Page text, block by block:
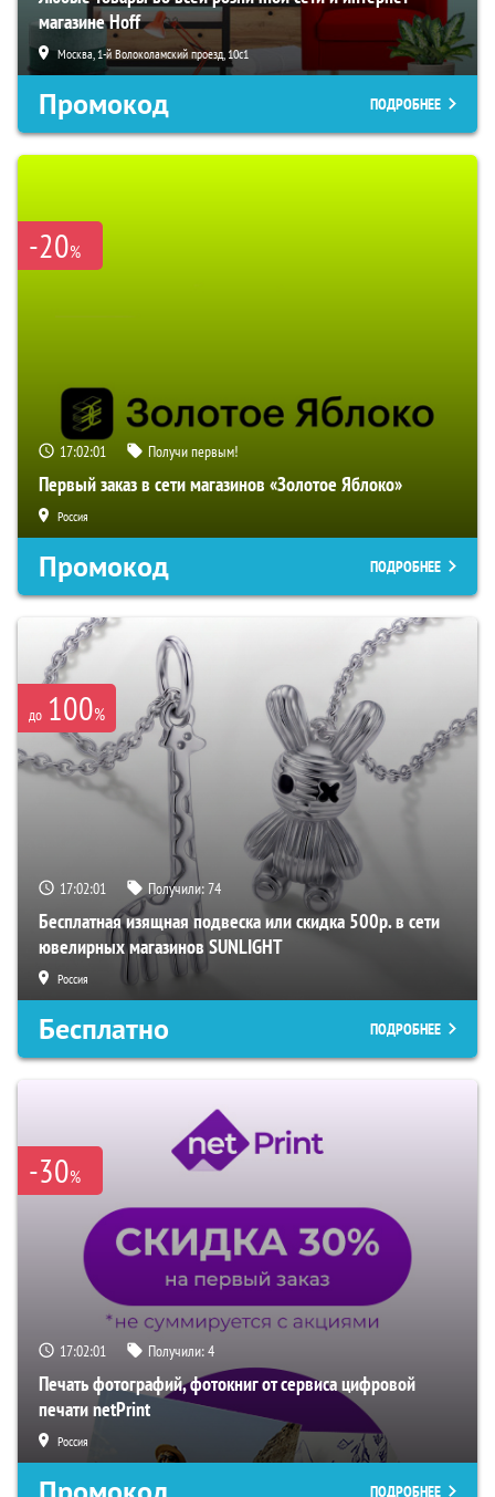
магазине Hoff
Москва, 1-й Волоколамский проезд, 10с1
Промокод ПОДРОБНЕЕ
-20%
17:02:00 Получи первым!
Первый заказ в сети магазинов «Золотое Яблоко»
Россия
Промокод ПОДРОБНЕЕ
до 100%
17:02:00 Получили:74
Бесплатная изящная подвеска или скидка 500р. в сети
ювелирных магазинов SUNLIGHT
Россия
Бесплатно ПОДРОБНЕЕ
-30%
17:02:00 Получили:4
Печать фотографий, фотокниг от сервиса цифровой
печати netPrint
Россия
ПОДРОБНЕЕ